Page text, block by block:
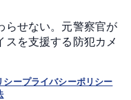
らせない。元警察官が
を支援する防犯カメ
シープライバシーポリシー